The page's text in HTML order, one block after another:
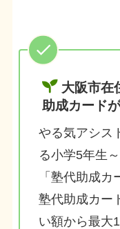
大阪市在
助成カード
やる気アシス
る小学5年生
「塾代助成カ
塾代助成カー
い額から最大